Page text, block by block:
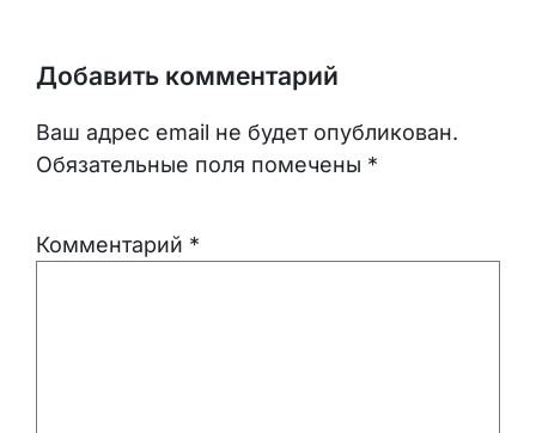
Добавить комментарий
Ваш адрес email не будет опубликован.
Обязательные поля помечены *
Комментарий *